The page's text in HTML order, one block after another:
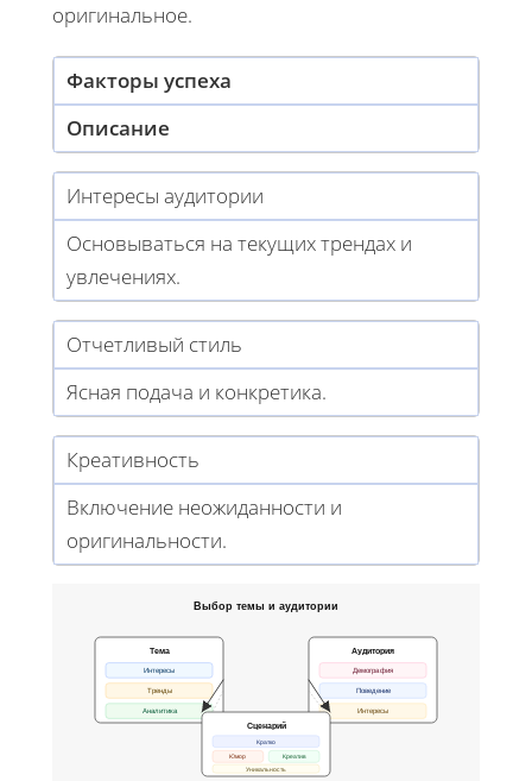
оригинальное.
Факторы успеха
Описание
Интересы аудитории
Основываться на текущих трендах и
увлечениях.
Отчетливый стиль
Ясная подача и конкретика.
Креативность
Включение неожиданности и
оригинальности.
Выбор темы и аудитории
Тема
Интересы
Тренды
Аналитика
Аудитория
Демография
Поведение
Интересы
Сценарий
Кратко
Юмор Креатив
Уникальность